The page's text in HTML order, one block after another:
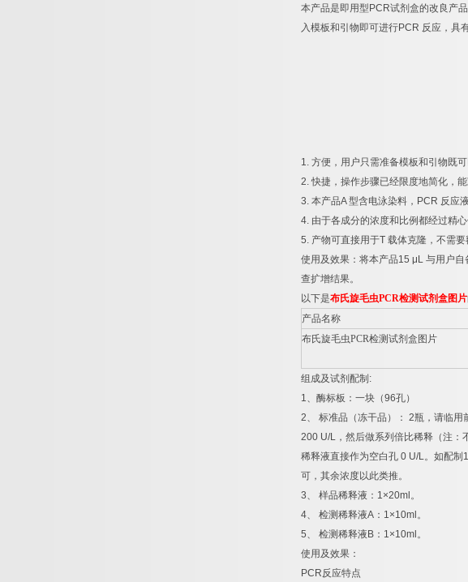
本产品是即用型 PCR试剂盒的改良产品
入模板和引物即可进行PCR 反应，具
1. 方便，用户只需准备模板和引物既
2.快捷，操作步骤已经限度地简化，
3. 本产品A型含电泳染料， PCR 反应
4. 由于各成分的浓度和比例都经过精
5. 产物可直接用于T 载体克隆，不需要
使用及效果：将本产品15 μL 与用户自
查扩增结果。
以下是布氏旋毛虫PCR检测试剂盒图片
产品名称
布氏旋毛虫PCR检测试剂盒图片
组成及试剂配制 :
1、酶标板：一块（96孔）
2、 标准品（冻干品）： 2瓶，请临用
200 U/L ，然后做系列倍比稀释（注
稀释液直接作为空白孔 0 U/L。如配制
可，其余浓度以此类推。
3、 样品稀释液： 1×20ml 。
4、 检测稀释液A ： 1×10ml 。
5、 检测稀释液 B ： 1×10ml 。
使用及效果：
PCR反应特点